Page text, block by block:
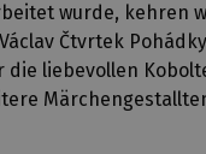
wurde, kehren
Čtvrtek
liebevollen